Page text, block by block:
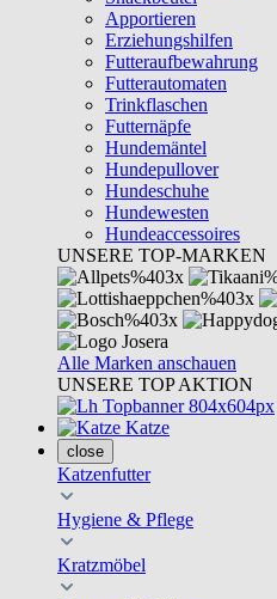
Apportieren
Erziehungshilfen
Futteraufbewahrung
Futterautomaten
Trinkflaschen
Futternäpfe
Hundemäntel
Hundepullover
Hundeschuhe
Hundewesten
Hundeaccessoires
UNSERE TOP-MARKEN
Alle Marken anschauen
UNSERE TOP AKTION
Katze
close
Katzenfutter
Hygiene & Pflege
Kratzmöbel